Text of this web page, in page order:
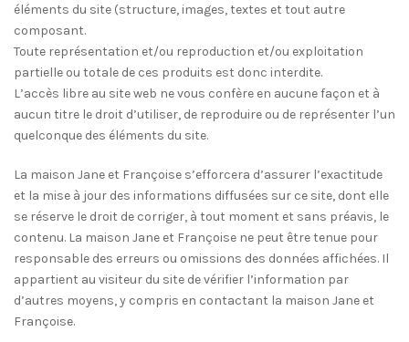
éléments du site (structure, images, textes et tout autre
composant.
Toute représentation et/ou reproduction et/ou exploitation
partielle ou totale de ces produits est donc interdite.
L’accès libre au site web ne vous confère en aucune façon et à
aucun titre le droit d’utiliser, de reproduire ou de représenter l’un
quelconque des éléments du site.
La maison Jane et Françoise s’efforcera d’assurer l’exactitude
et la mise à jour des informations diffusées sur ce site, dont elle
se réserve le droit de corriger, à tout moment et sans préavis, le
contenu. La maison Jane et Françoise ne peut être tenue pour
responsable des erreurs ou omissions des données affichées. Il
appartient au visiteur du site de vérifier l’information par
d’autres moyens, y compris en contactant la maison Jane et
Françoise.